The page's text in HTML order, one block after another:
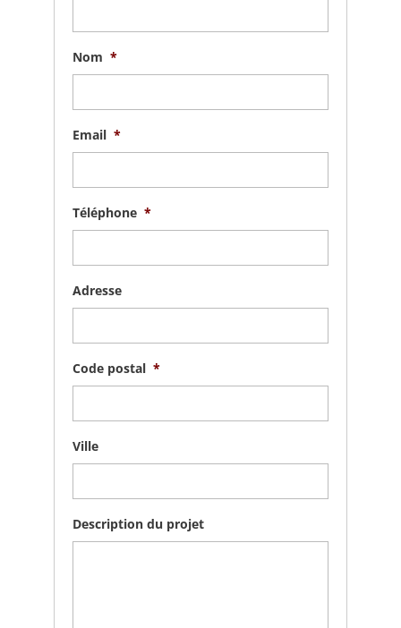
Nom *
Email *
Téléphone *
Adresse
Code postal *
Ville
Description du projet